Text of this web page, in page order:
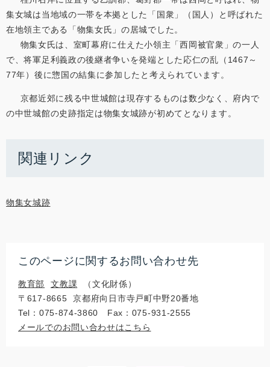
集女城は当地域の一帯を本拠とした「国衆」（国人）と呼ばれた
在地領主である「物集女氏」の居城でした。
物集女氏は、室町幕府に仕えた小領主「西岡被官衆」の一人
で、将軍足利義政の後継者争いを発端とした応仁の乱（1467～
77年）後に惣国の結集に参加したと考えられています。
京都近郊に残る中世城館は現存するものは数少なく、府内で
の中世城館の史跡指定は物集女城跡が初めてとなります。
関連リンク
物集女城跡
このページに関するお問い合わせ先
教育部 文教課
文化財係
〒617‐8665
京都府向日市寺戸町中野20番地
Tel：075-874-3860
Fax：075-931-2555
メールでのお問い合わせはこちら